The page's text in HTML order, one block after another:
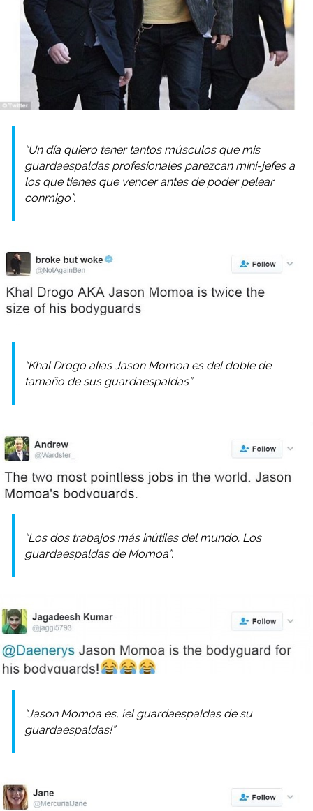
“Un día quiero tener tantos músculos que mis
guardaespaldas profesionales parezcan mini-jefes a
los que tienes que vencer antes de poder pelear
conmigo”.
“Khal Drogo alias Jason Momoa es del doble de
tamaño de sus guardaespaldas”
“Los dos trabajos más inútiles del mundo. Los
guardaespaldas de Momoa”.
“Jason Momoa es, ¡el guardaespaldas de su
guardaespaldas!”